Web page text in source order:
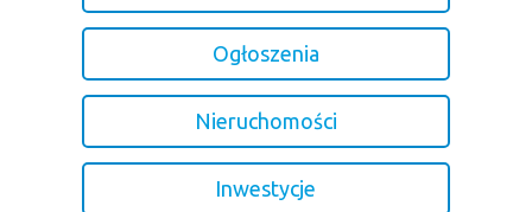
Ogłoszenia
Nieruchomości
Inwestycje